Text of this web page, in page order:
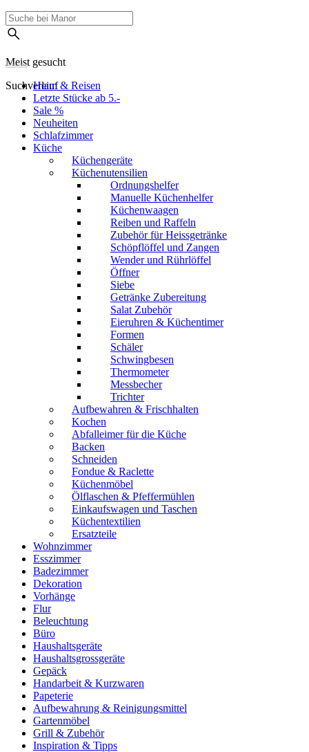
Meist gesucht
SuchverlaufHeim & Reisen
Letzte Stücke ab 5.-
Sale %
Neuheiten
Schlafzimmer
Küche
Küchengeräte
Küchenutensilien
Ordnungshelfer
Manuelle Küchenhelfer
Küchenwaagen
Reiben und Raffeln
Zubehör für Heissgetränke
Schöpflöffel und Zangen
Wender und Rührlöffel
Öffner
Siebe
Getränke Zubereitung
Salat Zubehör
Eieruhren & Küchentimer
Formen
Schäler
Schwingbesen
Thermometer
Messbecher
Trichter
Aufbewahren & Frischhalten
Kochen
Abfalleimer für die Küche
Backen
Schneiden
Fondue & Raclette
Küchenmöbel
Ölflaschen & Pfeffermühlen
Einkaufswagen und Taschen
Küchentextilien
Ersatzteile
Wohnzimmer
Esszimmer
Badezimmer
Dekoration
Vorhänge
Flur
Beleuchtung
Büro
Haushaltsgeräte
Haushaltsgrossgeräte
Gepäck
Handarbeit & Kurzwaren
Papeterie
Aufbewahrung & Reinigungsmittel
Gartenmöbel
Grill & Zubehör
Inspiration & Tipps